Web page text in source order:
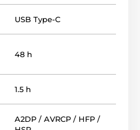
USB Type-C
48 h
1.5 h
A2DP / AVRCP / HFP /